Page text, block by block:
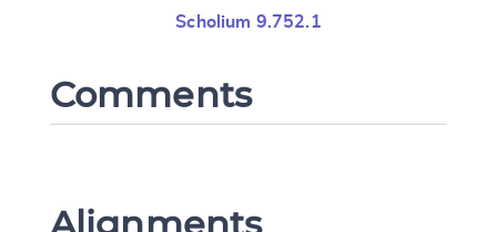
Scholium 9.752.1
Comments